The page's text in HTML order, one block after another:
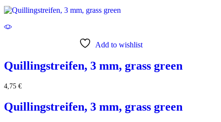
Add to wishlist
Quillingstreifen, 3 mm, grass green
4,75 €
Quillingstreifen, 3 mm, grass green